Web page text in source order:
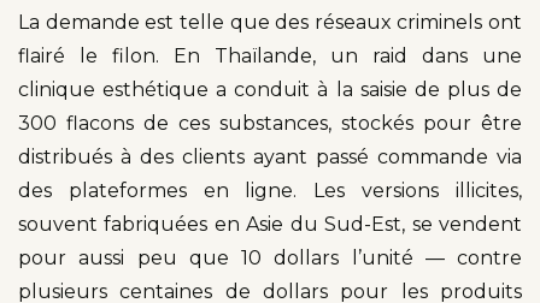
La demande est telle que des réseaux criminels ont
flairé le filon. En Thaïlande, un raid dans une
clinique esthétique a conduit à la saisie de plus de
300 flacons de ces substances, stockés pour être
distribués à des clients ayant passé commande via
des plateformes en ligne. Les versions illicites,
souvent fabriquées en Asie du Sud-Est, se vendent
pour aussi peu que 10 dollars l’unité — contre
plusieurs centaines de dollars pour les produits